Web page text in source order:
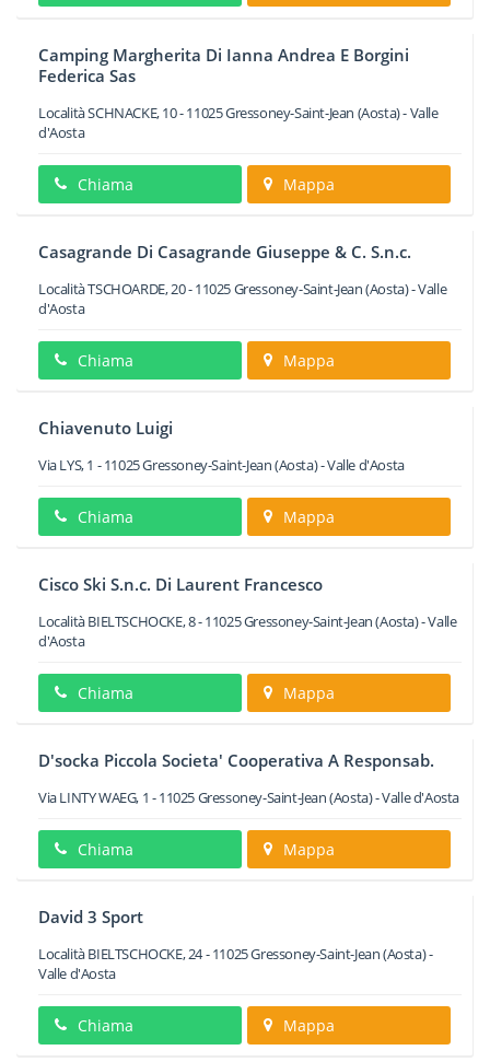
Camping Margherita Di Ianna Andrea E Borgini
Federica Sas
Località SCHNACKE, 10-11025Gressoney-Saint-Jean (Aosta) -Valle
d'Aosta
Chiama Mappa
Casagrande Di Casagrande Giuseppe & C. S.n.c.
Località TSCHOARDE, 20-11025Gressoney-Saint-Jean(Aosta) -Valle
d'Aosta
Chiama Mappa
Chiavenuto Luigi
Via LYS, 1 -11025Gressoney-Saint-Jean(Aosta) -Valle d'Aosta
Chiama Mappa
Cisco Ski S.n.c. Di Laurent Francesco
Località BIELTSCHOCKE, 8-11025Gressoney-Saint-Jean(Aosta) -Valle
d'Aosta
Chiama Mappa
D'socka Piccola Societa' Cooperativa A Responsab.
Via LINTY WAEG, 1 -11025Gressoney-Saint-Jean(Aosta) -Valle d'Aosta
Chiama Mappa
David 3 Sport
Località BIELTSCHOCKE, 24-11025Gressoney-Saint-Jean(Aosta) -
Valle d'Aosta
Chiama Mappa